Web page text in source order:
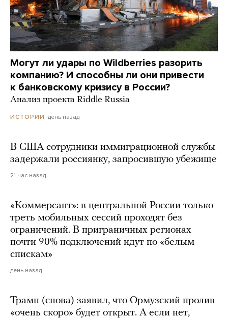
Могут ли удары по Wildberries разорить
компанию? И способны ли они привести
к банковскому кризису в России?
Анализ проекта Riddle Russia
ИСТОРИИ день назад
В США сотрудники иммиграционной службы
задержали россиянку, запросившую убежище
21 час назад
«Коммерсант»: в центральной России только
треть мобильных сессий проходят без
ограничений. В приграничных регионах
почти 90% подключений идут по «белым
спискам»
день назад
Трамп (снова) заявил, что Ормузский пролив
«очень скоро» будет открыт. А если нет,